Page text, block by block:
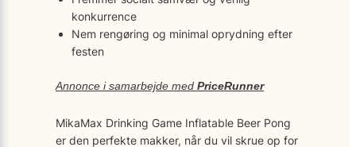
konkurrence
Nem rengøring og minimal oprydning efter
festen
Annonce i samarbejde med PriceRunner
MikaMax Drinking Game Inflatable Beer Pong
er den perfekte makker, når du vil skrue op for